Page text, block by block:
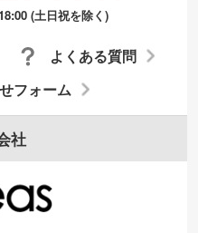
(土日祝を除く)
フォーム
よくある質問
社